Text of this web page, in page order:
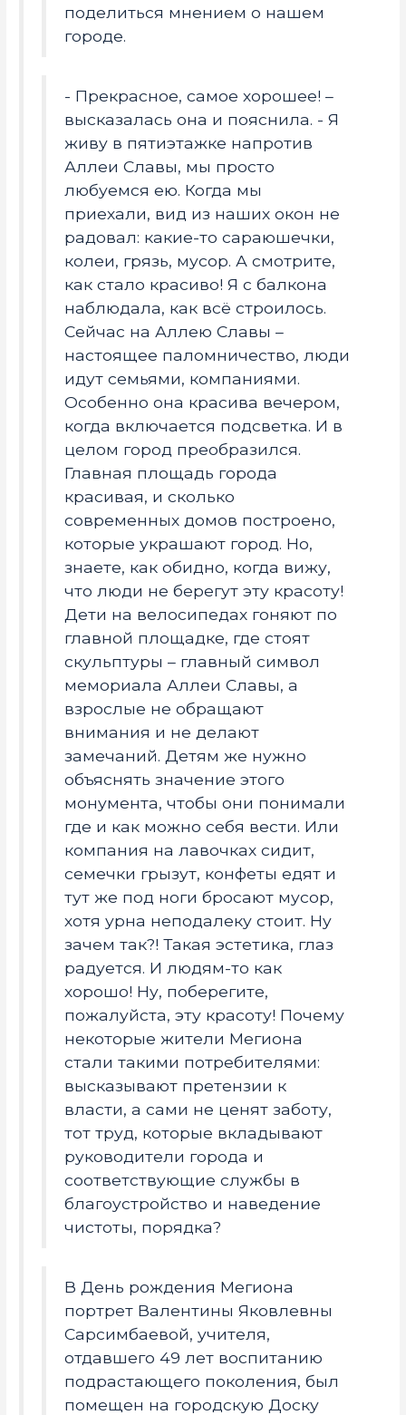
поделиться мнением о нашем
городе.
- Прекрасное, самое хорошее! –
высказалась она и пояснила. - Я
живу в пятиэтажке напротив
Аллеи Славы, мы просто
любуемся ею. Когда мы
приехали, вид из наших окон не
радовал: какие-то сараюшечки,
колеи, грязь, мусор. А смотрите,
как стало красиво! Я с балкона
наблюдала, как всё строилось.
Сейчас на Аллею Славы –
настоящее паломничество, люди
идут семьями, компаниями.
Особенно она красива вечером,
когда включается подсветка. И в
целом город преобразился.
Главная площадь города
красивая, и сколько
современных домов построено,
которые украшают город. Но,
знаете, как обидно, когда вижу,
что люди не берегут эту красоту!
Дети на велосипедах гоняют по
главной площадке, где стоят
скульптуры – главный символ
мемориала Аллеи Славы, а
взрослые не обращают
внимания и не делают
замечаний. Детям же нужно
объяснять значение этого
монумента, чтобы они понимали
где и как можно себя вести. Или
компания на лавочках сидит,
семечки грызут, конфеты едят и
тут же под ноги бросают мусор,
хотя урна неподалеку стоит. Ну
зачем так?! Такая эстетика, глаз
радуется. И людям-то как
хорошо! Ну, поберегите,
пожалуйста, эту красоту! Почему
некоторые жители Мегиона
стали такими потребителями:
высказывают претензии к
власти, а сами не ценят заботу,
тот труд, которые вкладывают
руководители города и
соответствующие службы в
благоустройство и наведение
чистоты, порядка?
В День рождения Мегиона
портрет Валентины Яковлевны
Сарсимбаевой, учителя,
отдавшего 49 лет воспитанию
подрастающего поколения, был
помещен на городскую Доску